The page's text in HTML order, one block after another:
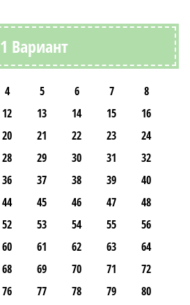
1 Вариант
4 5 6 7
8
12 13 14 15
16
20 21 22 23
24
28 29 30 31
32
36 37 38 39
40
44 45 46 47
48
52 53 54 55
56
60 61 62 63
64
68 69 70 71
72
76 77 78 79
80